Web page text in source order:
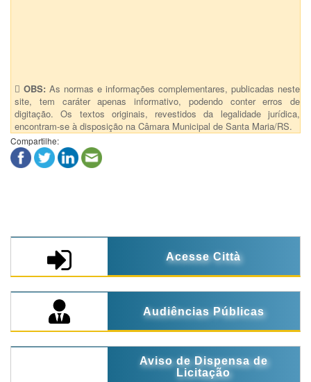
OBS: As normas e informações complementares, publicadas neste
site, tem caráter apenas informativo, podendo conter erros de
digitação. Os textos originais, revestidos da legalidade jurídica,
encontram-se à disposição na Câmara Municipal de Santa Maria/RS.
Compartilhe:
Acesse Città
Audiências Públicas
Aviso de Dispensa de
Licitação